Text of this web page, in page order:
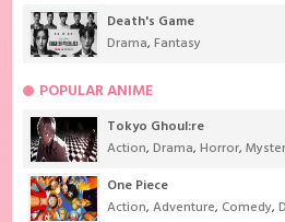
Death's Game
Drama,Fantasy
POPULAR ANIME
Tokyo Ghoul:re
Action,Drama,Horror,
One Piece
Action,Adventure, Comedy,